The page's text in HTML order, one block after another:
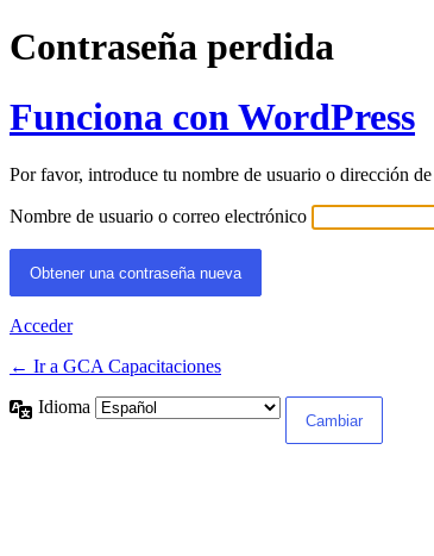
Contraseña perdida
Funciona con WordPress
Por favor, introduce tu nombre de usuario o dirección
Nombre de usuario o correo electrónico
Acceder
← Ir a GCA Capacitaciones
Idioma